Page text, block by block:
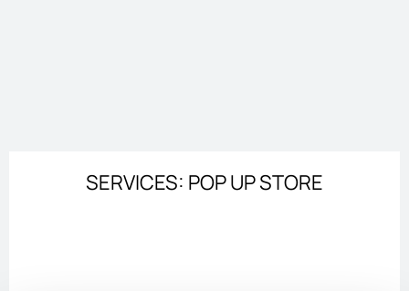
SERVICES: POP UP STORE